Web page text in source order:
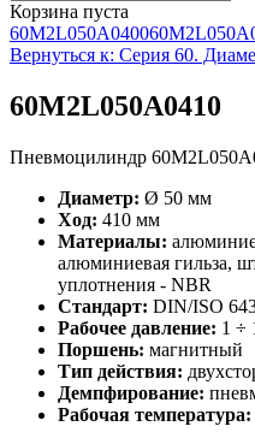
Корзина пуста
60M2L050A0400
Вернуться к: Серия 60.
60M2L050A0410
Пневмоцилиндр
Диаметр: Ø 50 мм
Ход: 410 мм
Материалы:
алюминиевая гильза,
уплотнения - NBR
Стандарт: DIN/ISO
Рабочее давление: 1 ÷
Поршень: магнитный
Тип действия:
Демпфирование:
Рабочая температура: